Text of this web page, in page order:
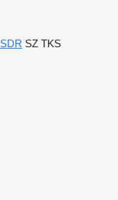
SDR SZ TKS